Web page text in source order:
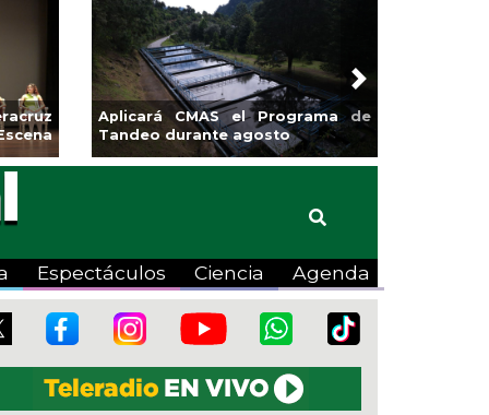
de Xalapa
en Mercadito
Coatzacoalcos
halterofilia con la
2026
Next
Espectáculos Ciencia Agenda